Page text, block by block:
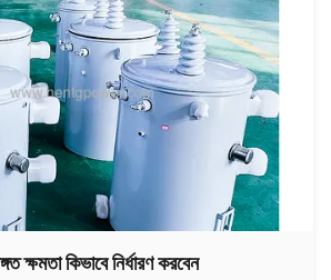
ক্ষমতা কিভাবে নির্ধারণ করবেন